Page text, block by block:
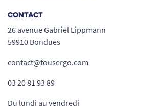
CONTACT
26 avenue Gabriel Lippmann
59910 Bondues
contact@tousergo.com
03 20 81 93 89
Du lundi au vendredi